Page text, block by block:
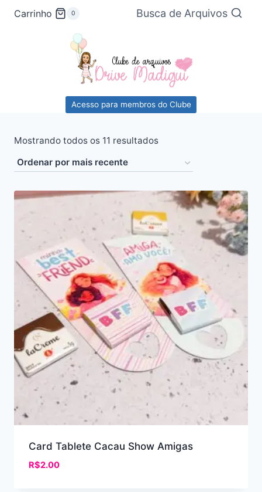
Pular
Carrinho 0 Busca de Arquivos
Acesso para membros do Clube
Mostrando todos os 11 resultadosClassificado
mais
recente
Card Tablete Cacau Show Amigas
R$2.00